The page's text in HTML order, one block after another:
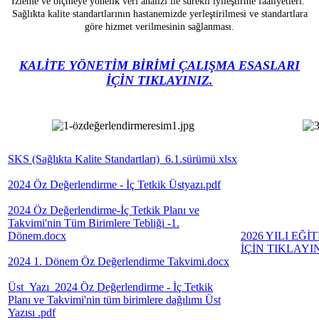
Sağlıkta kalite standartlarının hastanemizde yerleştirilmesi ve standartlara
göre hizmet verilmesinin sağlanması.
KALİTE YÖNETİM BİRİMİ ÇALIŞMA ESASLARI
İÇİN TIKLAYINIZ.
SKS (Sağlıkta Kalite Standartları) 6.1.sürümü xlsx
2024 Öz Değerlendirme - İç Tetkik Üstyazı.pdf
2024 Öz Değerlendirme-İç Tetkik Planı ve
Takvimi'nin Tüm Birimlere Tebliği -1.
Dönem.docx
2024 1. Dönem Öz Değerlendirme Takvimi.docx
Üst_Yazı_2024 Öz Değerlendirme - İç Tetkik
Planı ve Takvimi'nin tüm birimlere dağılımı Üst
Yazısı .pdf
2026 YILI
İÇİN